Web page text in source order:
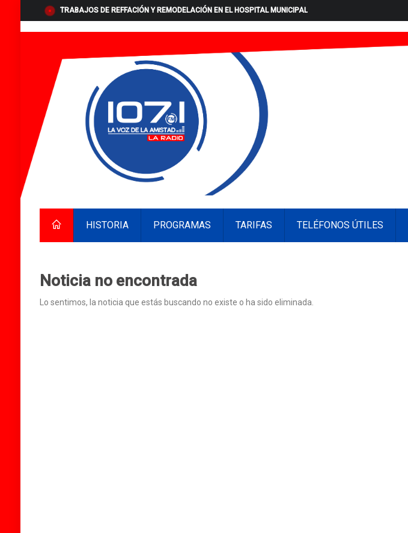
TRABAJOS DE REFFACIÓN Y REMODELACIÓN EN EL HOSPITAL MUNICIPAL
HISTORIA PROGRAMAS TARIFAS TELÉFONOS ÚTILES
Noticia no encontrada
Lo sentimos, la noticia que estás buscando no existe o ha sido eliminada.